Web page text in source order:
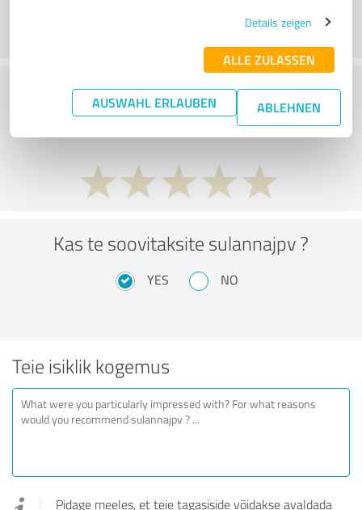
Details zeigen
ALLE ZULASSEN
AUSWAHL ERLAUBEN ABLEHNEN
What do you think of the price to
performance ratio?
Kas te soovitaksite sulannajpv ?
YES NO
Teie isiklik kogemus
Pidage meeles, et teie tagasiside võidakse avaldada